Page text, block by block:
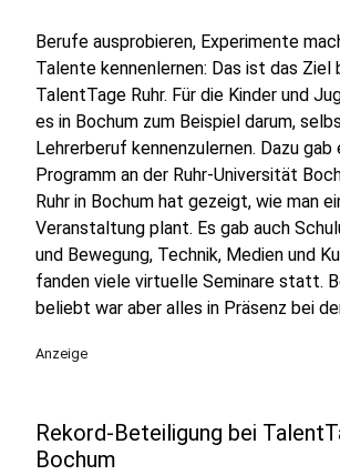
Berufe ausprobieren, Experimente
Talente kennenlernen: Das ist das Ziel
TalentTage Ruhr. Für die Kinder und
es in Bochum zum Beispiel darum,
Lehrerberuf kennenzulernen. Dazu gab
Programm an der Ruhr-Universität
Ruhr in Bochum hat gezeigt, wie man
Veranstaltung plant. Es gab auch
und Bewegung, Technik, Medien und
fanden viele virtuelle Seminare statt.
beliebt war aber alles in Präsenz bei
Anzeige
Rekord-Beteiligung bei
Bochum